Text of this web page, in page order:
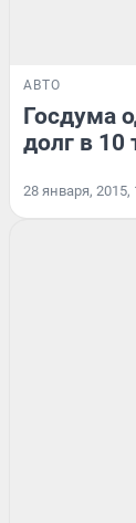
АВТО
Госдума
долг в 10
28 января, 2015,